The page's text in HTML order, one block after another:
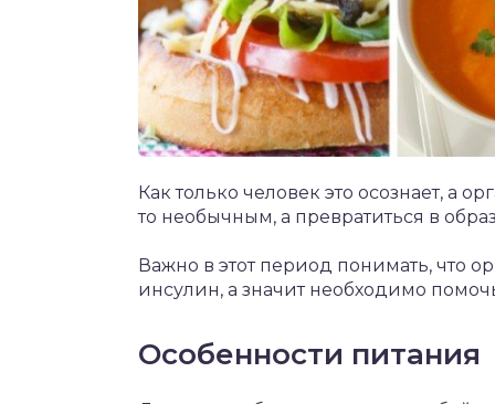
Как только человек это осознает, а
то необычным, а превратиться в
Важно в этот период понимать, что
инсулин, а значит необходимо
Особенности питания